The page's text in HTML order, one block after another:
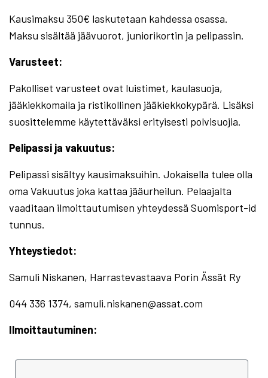
Kausimaksu 350€ laskutetaan kahdessa osassa.
Maksu sisältää jäävuorot, juniorikortin ja pelipassin.
Varusteet:
Pakolliset varusteet ovat luistimet, kaulasuoja,
jääkiekkomaila ja ristikollinen jääkiekkokypärä. Lisäksi
suosittelemme käytettäväksi erityisesti polvisuojia.
Pelipassi ja vakuutus:
Pelipassi sisältyy kausimaksuihin. Jokaisella tulee olla
oma Vakuutus joka kattaa jääurheilun. Pelaajalta
vaaditaan ilmoittautumisen yhteydessä Suomisport-id
tunnus.
Yhteystiedot:
Samuli Niskanen, Harrastevastaava Porin Ässät Ry
044 336 1374, samuli.niskanen@assat.com
Ilmoittautuminen: